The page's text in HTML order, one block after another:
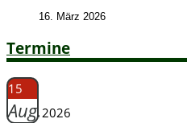
16. März 2026
Termine
15
Aug.2026